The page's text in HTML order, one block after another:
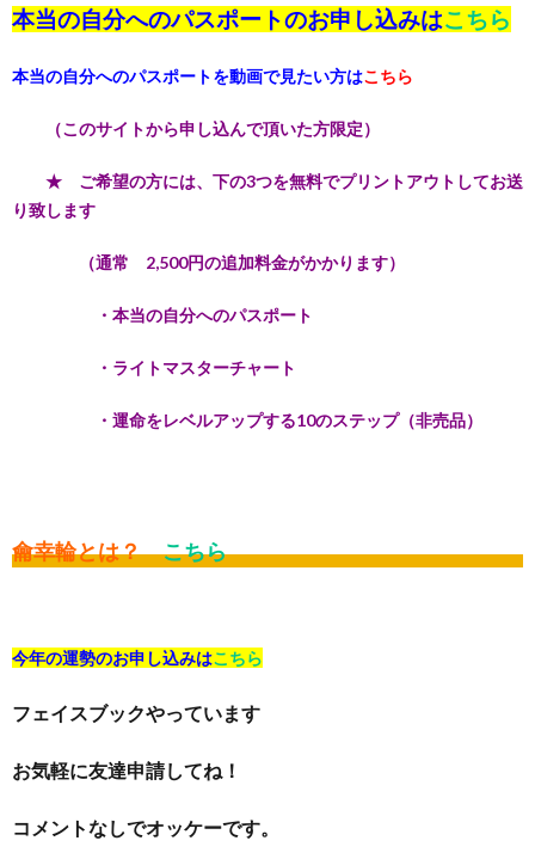
本当の自分へのパスポートのお申し込みはこちら
本当の自分へのパスポートを動画で見たい方はこちら
（このサイトから申し込んで頂いた方限定）
★ ご希望の方には、下の3つを無料でプリントアウトしてお送
り致します
（通常 2,500円の追加料金がかかります）
・本当の自分へのパスポート
・ライトマスターチャート
・運命をレベルアップする10のステップ（非売品）
龠幸輪とは？ こちら
今年の運勢のお申し込みはこちら
フェイスブックやっています
お気軽に友達申請してね！
コメントなしでオッケーです。